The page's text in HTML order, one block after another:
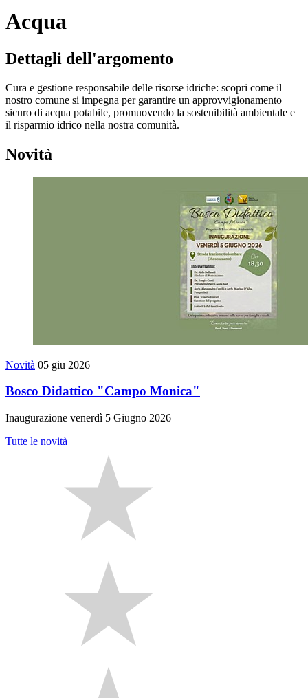
Acqua
Dettagli dell'argomento
Cura e gestione responsabile delle risorse idriche: scopri come il
nostro comune si impegna per garantire un approvvigionamento
sicuro di acqua potabile, promuovendo la sostenibilità ambientale e
il risparmio idrico nella nostra comunità.
Novità
Novità 05 giu 2026
Bosco Didattico "Campo Monica"
Inaugurazione venerdì 5 Giugno 2026
Tutte le novità